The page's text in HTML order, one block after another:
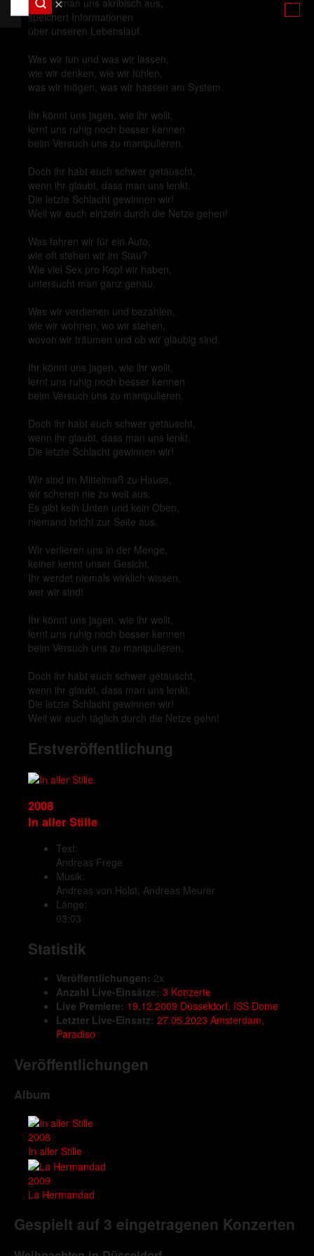
✕
forscht man uns akribisch aus,
speichert Informationen
über unseren Lebenslauf.
Was wir tun und was wir lassen,
wie wir denken, wie wir fühlen,
was wir mögen, was wir hassen am System.
Ihr könnt uns jagen, wie ihr wollt,
lernt uns ruhig noch besser kennen
beim Versuch uns zu manipulieren.
Doch ihr habt euch schwer getäuscht,
wenn ihr glaubt, dass man uns lenkt.
Die letzte Schlacht gewinnen wir!
Weil wir euch einzeln durch die Netze gehen!
Was fahren wir für ein Auto,
wie oft stehen wir im Stau?
Wie viel Sex pro Kopf wir haben,
untersucht man ganz genau.
Was wir verdienen und bezahlen,
wie wir wohnen, wo wir stehen,
wovon wir träumen und ob wir gläubig sind.
Ihr könnt uns jagen, wie ihr wollt,
lernt uns ruhig noch besser kennen
beim Versuch uns zu manipulieren.
Doch ihr habt euch schwer getäuscht,
wenn ihr glaubt, dass man uns lenkt.
Die letzte Schlacht gewinnen wir!
Wir sind im Mittelmaß zu Hause,
wir scheren nie zu weit aus.
Es gibt kein Unten und kein Oben,
niemand bricht zur Seite aus.
Wir verlieren uns in der Menge,
keiner kennt unser Gesicht.
Ihr werdet niemals wirklich wissen,
wer wir sind!
Ihr könnt uns jagen, wie ihr wollt,
lernt uns ruhig noch besser kennen
beim Versuch uns zu manipulieren.
Doch ihr habt euch schwer getäuscht,
wenn ihr glaubt, dass man uns lenkt.
Die letzte Schlacht gewinnen wir!
Weil wir euch täglich durch die Netze gehn!
Erstveröffentlichung
2008
In aller Stille
Text:
Andreas Frege
Musik:
Andreas von Holst, Andreas Meurer
Länge:
03:03
Statistik
Veröffentlichungen: 2x
Anzahl Live-Einsätze: 3 Konzerte
Live Premiere: 19.12.2009 Düsseldorf, ISS Dome
Letzter Live-Einsatz: 27.05.2023 Amsterdam,
Paradiso
Veröffentlichungen
Album
2008
In aller Stille
2009
La Hermandad
Gespielt auf 3 eingetragenen Konzerten